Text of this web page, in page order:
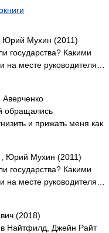
, Юрий Мухин (2011)
государства? Какими
на месте руководителя…
Аверченко
обращались
и прижать меня как
, Юрий Мухин (2011)
государства? Какими
на месте руководителя…
(2018)
Найтфилд, Джейн Райт